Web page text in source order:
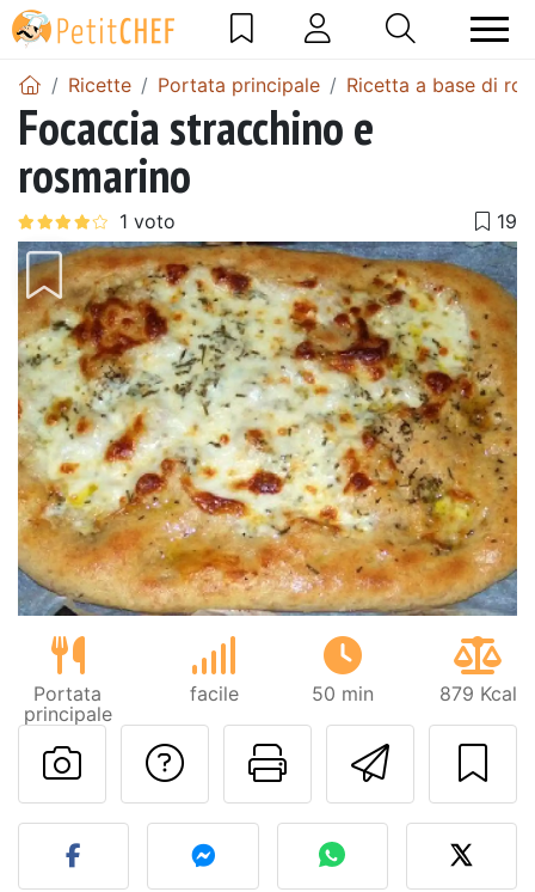
Ricette Portata principale Ricetta a base di
Focaccia stracchino e
rosmarino
Portata
principale
facile 50 min 879 Kcal
Invia
Stampa la
Contatta l'autore
Pubblica la foto di